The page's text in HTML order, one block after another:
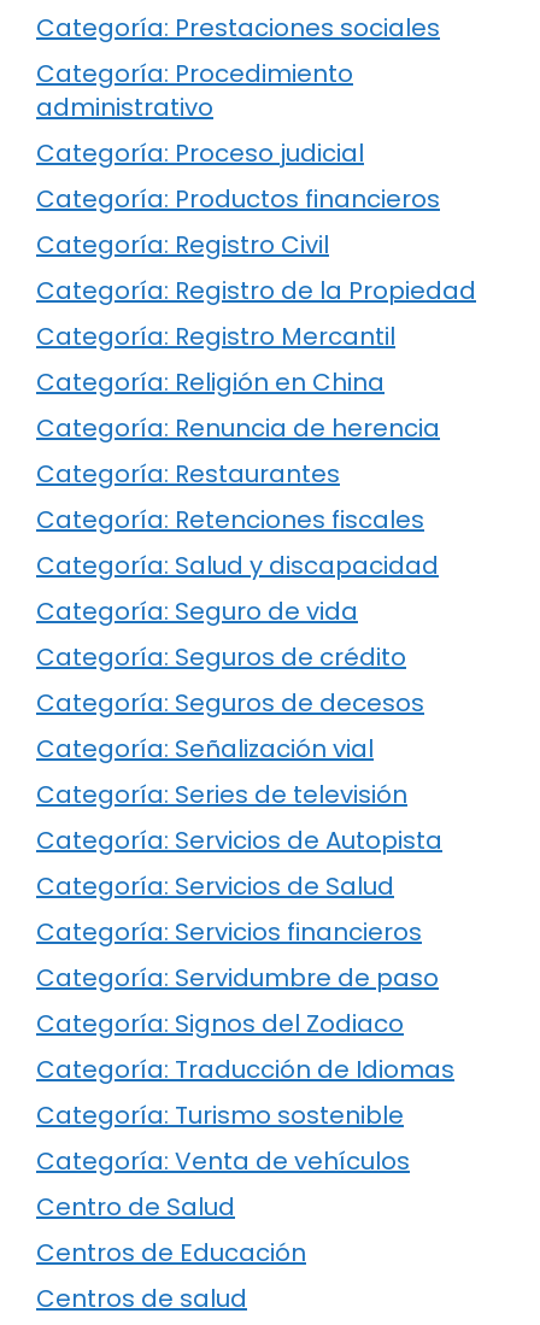
Categoría: Prestaciones sociales
Categoría: Procedimiento
administrativo
Categoría: Proceso judicial
Categoría: Productos financieros
Categoría: Registro Civil
Categoría: Registro de la Propiedad
Categoría: Registro Mercantil
Categoría: Religión en China
Categoría: Renuncia de herencia
Categoría: Restaurantes
Categoría: Retenciones fiscales
Categoría: Salud y discapacidad
Categoría: Seguro de vida
Categoría: Seguros de crédito
Categoría: Seguros de decesos
Categoría: Señalización vial
Categoría: Series de televisión
Categoría: Servicios de Autopista
Categoría: Servicios de Salud
Categoría: Servicios financieros
Categoría: Servidumbre de paso
Categoría: Signos del Zodiaco
Categoría: Traducción de Idiomas
Categoría: Turismo sostenible
Categoría: Venta de vehículos
Centro de Salud
Centros de Educación
Centros de salud